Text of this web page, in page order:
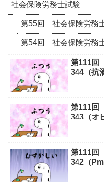
社会保険労務士試験
第55回 社会保険労務
第54回 社会保険労務
第111回
344（抗
第111回
343（オ
第111回
342（